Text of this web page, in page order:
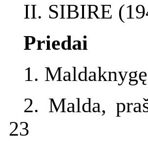
II. SIBIRE
Priedai
1.
2. Malda,
23